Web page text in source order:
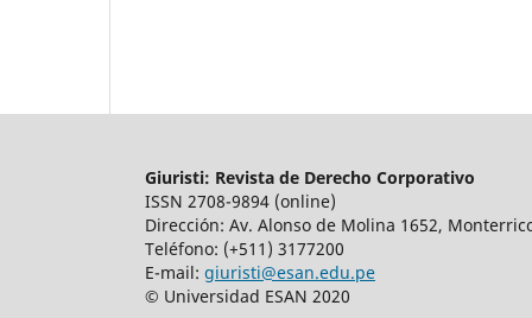
Giuristi: Revista de Derecho Corporativo
ISSN 2708-9894 (online)
Dirección: Av. Alonso de Molina 1652,
Teléfono: (+511) 3177200
E-mail: giuristi@esan.edu.pe
© Universidad ESAN 2020